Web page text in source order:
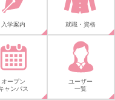
入学案内 就職・資格
オープン
ャンパス
ユーザー
一覧